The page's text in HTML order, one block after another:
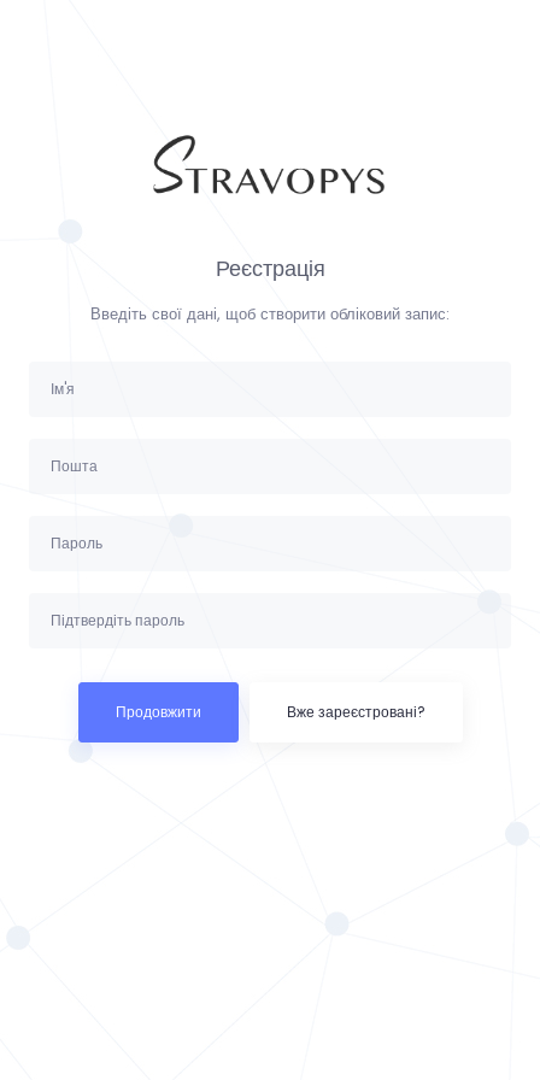
Реєстрація
Введіть свої дані, щоб створити обліковий запис:
Продовжити Вже зареєстровані?